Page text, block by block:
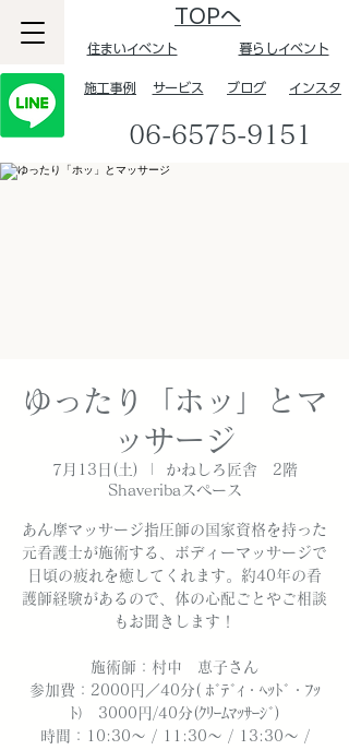
TOPへ
住まいイベント 暮らしイベント
​施工事例 サービス ブログ インスタ
06-6575-9151
ゆったり「ホッ」とマ
ッサージ
7月13日(土)
かねしろ匠舎 2階
Shaveribaスペース
あん摩マッサージ指圧師の国家資格を持った
元看護士が施術する、ボディーマッサージで
日頃の疲れを癒してくれます。約40年の看
護師経験があるので、体の心配ごとやご相談
もお聞きします！
施術師：村中 恵子さん
参加費：2000円／40分( ﾎﾞﾃﾞｨ・ﾍｯﾄﾞ・ﾌｯ
ﾄ） 3000円/40分(ｸﾘｰﾑﾏｯｻｰｼﾞ)
時間：10:30～ / 11:30～ / 13:30～ /